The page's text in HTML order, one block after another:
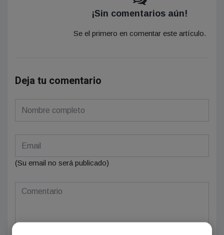
¡Sin comentarios aún!
Se el primero en comentar este artículo.
Deja tu comentario
(Su email no será publicado)